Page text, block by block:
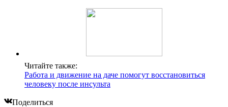
Читайте также:
Работа и движение на даче помогут восстановиться
человеку после инсульта
Поделиться